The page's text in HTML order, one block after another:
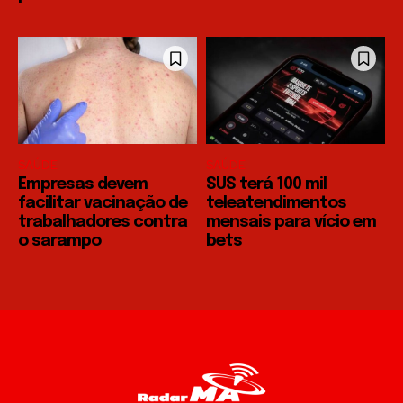
SAÚDE
Empresas devem
facilitar vacinação de
trabalhadores contra
o sarampo
SAÚDE
SUS terá 100 mil
teleatendimentos
mensais para vício em
bets